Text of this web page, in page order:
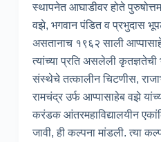
स्थापनेत आघाडीवर होते
वझे, भगवान पंडित व प्रभुदास
असतानाच १९६२ साली
त्यांच्या प्रति असलेली कृतज्ञतेची
संस्थेचे तत्कालीन चिटणीस,
रामचंद्र उर्फ आप्पासाहेब वझे
करंडक आंतरमहाविद्यालयीन
जावी, ही कल्पना मांडली. त्या